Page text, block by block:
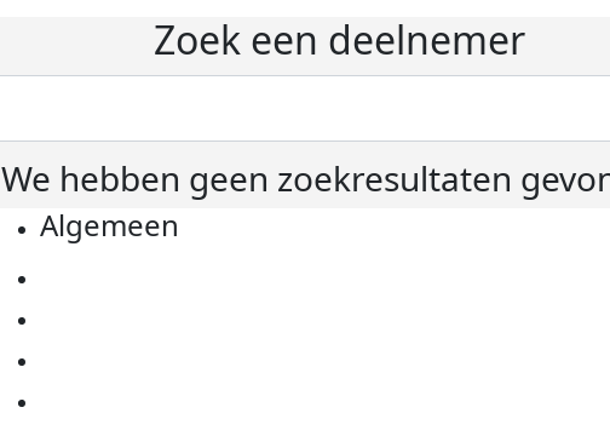
Zoek een deelnemer
We hebben geen zoekresultaten
Algemeen